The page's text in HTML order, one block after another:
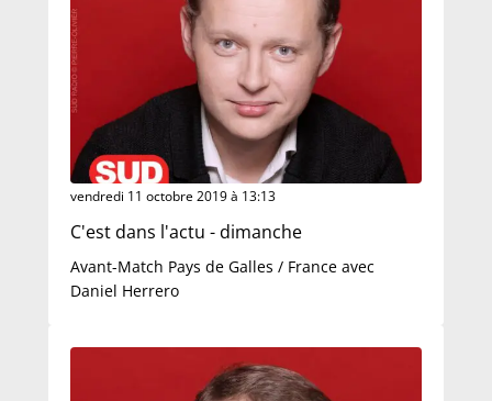
vendredi 11 octobre 2019 à 13:13
C'est dans l'actu - dimanche
Avant-Match Pays de Galles / France avec
Daniel Herrero